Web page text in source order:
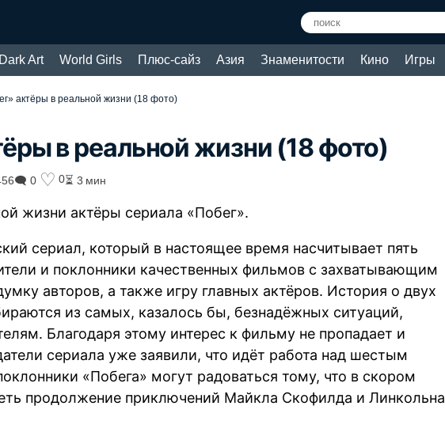
Dark Art World Girls Плюс-сайз Азия Знаменитости Кино Игры
актёры в реальной жизни (18 фото)
в реальной жизни (18 фото)
🗨 0 ♡ 0⏳ 3 мин
жизни актёры сериала «Побег».
сериал, который в настоящее время насчитывает пять
и поклонники качественных фильмов с захватывающим
авторов, а также игру главных актёров. История о двух
из самых, казалось бы, безнадёжных ситуаций,
Благодаря этому интерес к фильму не пропадает и
сериала уже заявили, что идёт работа над шестым
«Побега» могут радоваться тому, что в скором
продолжение приключений Майкла Скофилда и Линкольна